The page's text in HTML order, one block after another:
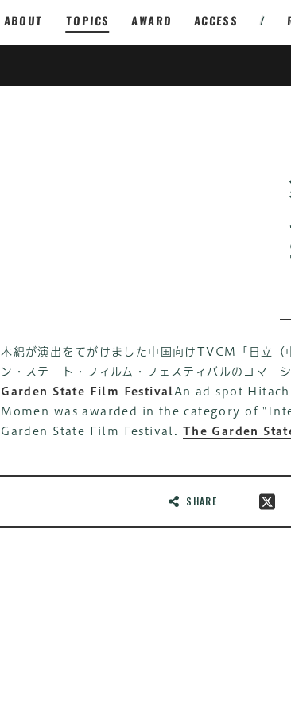
ABOUT TOPICS AWARD ACCESS /
木綿が演出をてがけました中国向けTVCM「日立
ン・ステート・フィルム・フェスティバルのコマー
Garden State Film Festival An ad spot
Momen was awarded in the category of
Garden State Film Festival. The Garden
SHARE